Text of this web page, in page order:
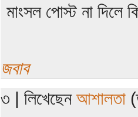
মাংসল পোস্ট না দিলে
জবাব
৩ | লিখেছেন আশালতা